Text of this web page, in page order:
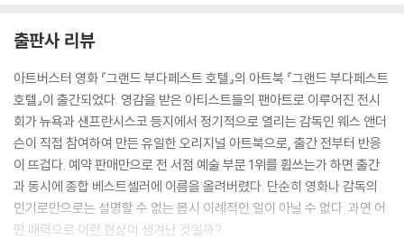
한 공포를 늘 새롭게 신경마다 느껴야 한다. 우리 삶의 매 시간은 세계의 운
명과 연결되어 있다. 비탄으로 또 즐거움으로, 우리는 우리 자신의 작은 삶
저 너머의 역사와 시간을 살아가지만, 그들은 자기 자신 너머의 것은 아무
것도 몰랐다. 그러므로 오늘날 우리 모두는, 가장 어린 인류라도, 우리 선조
의 가장 현명한 사람보다 현실에 대해 천 배는 많이 알고 있다. 그러나 우리
에게 거저 주어지는 것은 아무것도 없다. 우리는 그 대가를 완전히 치렀다.’
---「INTRODUCTION」중에서
마지막 숏들은 ‘유산으로서 스토리’라는 개념을 납득하게 만든다. 늙은 작
출판사 리뷰
아트버스터 영화 『그랜드 부다페스트 호텔』의 아트북 『그랜드 부다페스트
호텔』이 출간되었다. 영감을 받은 아티스트들의 팬아트로 이루어진 전시
회가 뉴욕과 샌프란시스코 등지에서 정기적으로 열리는 감독인 웨스 앤더
슨이 직접 참여하여 만든 유일한 오리지널 아트북으로, 출간 전부터 반응
이 뜨겁다. 예약 판매만으로 전 서점 예술 부문 1위를 휩쓰는가 하면 출간
과 동시에 종합 베스트셀러에 이름을 올려버렸다. 단순히 영화나 감독의
인기로만으로는 설명할 수 없는 몹시 이례적인 일이 아닐 수 없다. 과연 어
떤 매력으로 이런 현상이 생겨난 것일까?